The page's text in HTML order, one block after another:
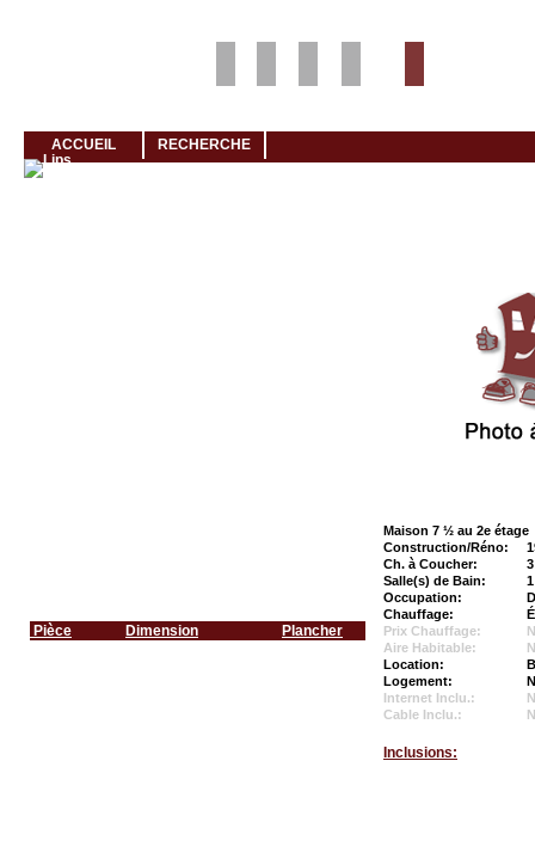
ACCUEIL RECHERCHE
Pièce Dimension Plancher
Maison 7 ½ au 2e étage
Construction/Réno:
Ch. à Coucher:
3
Salle(s) de Bain:
1
Occupation:
Chauffage:
Prix Chauffage:
Aire Habitable:
Location:
Logement:
Internet Inclu.:
Cable Inclu.:
Inclusions: